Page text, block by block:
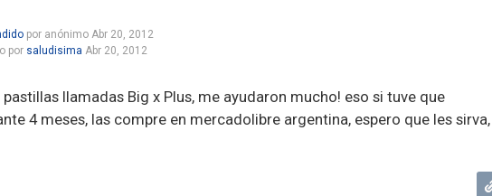
por anónimo Abr 20, 2012
por saludisima Abr 20, 2012
llamadas Big x Plus, me ayudaron mucho! eso si tuve que
4 meses, las compre en mercadolibre argentina, espero que les sirva,